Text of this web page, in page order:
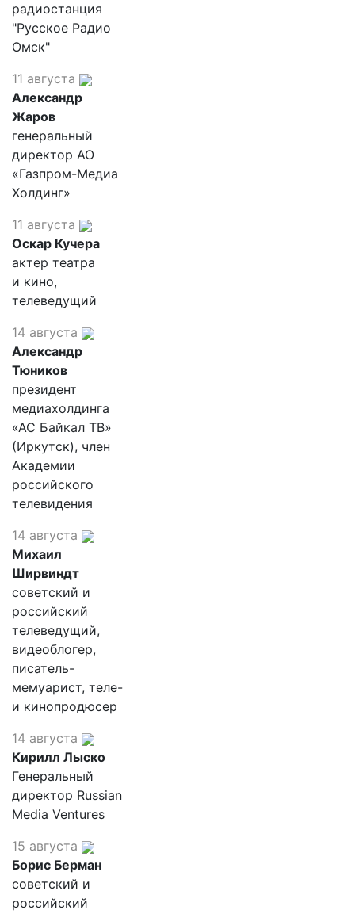
радиостанция
"Русское Радио
Омск"
11 августа
Александр
Жаров
генеральный
директор АО
«Газпром-Медиа
Холдинг»
11 августа
Оскар Кучера
актер театра
и кино,
телеведущий
14 августа
Александр
Тюников
президент
медиахолдинга
«АС Байкал ТВ»
(Иркутск), член
Академии
российского
телевидения
14 августа
Михаил
Ширвиндт
советский и
российский
телеведущий,
видеоблогер,
писатель-
мемуарист, теле-
и кинопродюсер
14 августа
Кирилл Лыско
Генеральный
директор Russian
Media Ventures
15 августа
Борис Берман
советский и
российский